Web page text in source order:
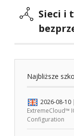
Sieci i
Najbliższe
2026-08-10
ExtremeCloud™
Configuration